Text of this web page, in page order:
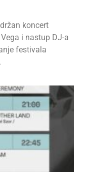
koncert
i nastup DJ-a
festivala